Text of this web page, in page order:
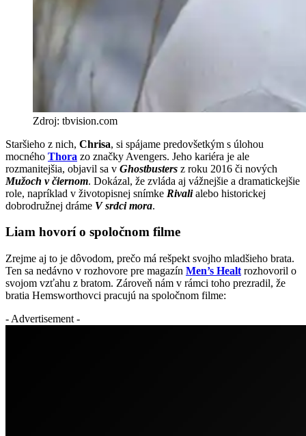
Zdroj: tbvision.com
Staršieho z nich, Chrisa, si spájame predovšetkým s úlohou
mocného Thora zo značky Avengers. Jeho kariéra je ale
rozmanitejšia, objavil sa v Ghostbusters z roku 2016 či nových
Mužoch v čiernom. Dokázal, že zvláda aj vážnejšie a dramatickejšie
role, napríklad v životopisnej snímke Rivalialebo historickej
dobrodružnej dráme V srdci mora.
Liam hovorí o spoločnom filme
Zrejme aj to je dôvodom, prečo má rešpekt svojho mladšieho brata.
Ten sa nedávno v rozhovore pre magazín Men’s Healt rozhovoril o
svojom vzťahu z bratom. Zároveň nám v rámci toho prezradil, že
bratia Hemsworthovci pracujú na spoločnom filme:
- Advertisement -